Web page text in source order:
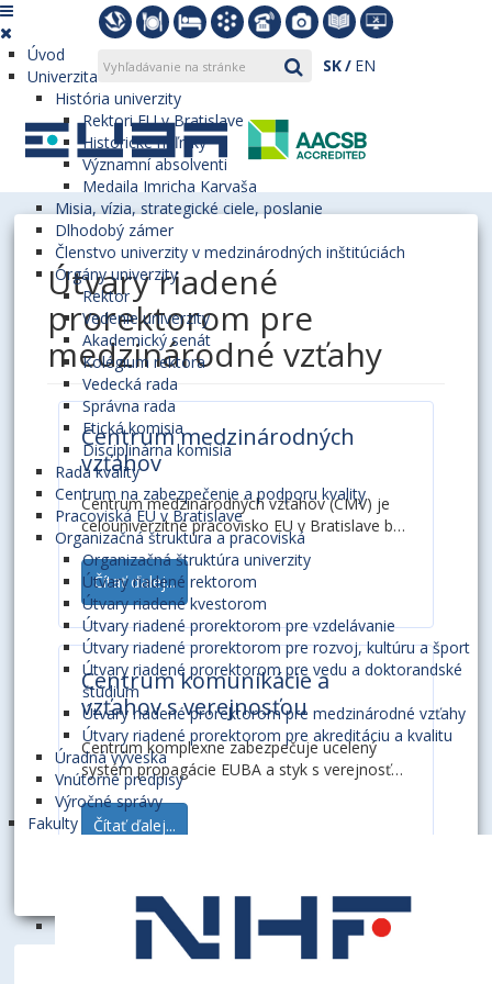
SK EN
Úvod
Univerzita
História univerzity
Rektori EU v Bratislave
Historické míľniky
Významní absolventi
Medaila Imricha Karvaša
Misia, vízia, strategické ciele, poslanie
Dlhodobý zámer
Členstvo univerzity v medzinárodných inštitúciách
Orgány univerzity
Rektor
Vedenie univerzity
Akademický senát
Kolégium rektora
Vedecká rada
Správna rada
Etická komisia
Disciplinárna komisia
Rada kvality
Centrum na zabezpečenie a podporu kvality
Pracoviská EU v Bratislave
Organizačná štruktúra a pracoviská
Organizačná štruktúra univerzity
Útvary riadené rektorom
Útvary riadené kvestorom
Útvary riadené prorektorom pre vzdelávanie
Útvary riadené prorektorom pre rozvoj, kultúru a šport
Útvary riadené prorektorom pre vedu a doktorandské
štúdium
Útvary riadené prorektorom pre medzinárodné vzťahy
Útvary riadené prorektorom pre akreditáciu a kvalitu
Úradná výveska
Vnútorné predpisy
Výročné správy
Fakulty
Útvary riadené
prorektorom pre
medzinárodné vzťahy
Centrum medzinárodných
vzťahov
Centrum medzinárodných vzťahov (CMV) je
celouniverzitné pracovisko EU v Bratislave bez
právnej subjektivity. CMV riadi prorektor pre
medzinárodné vzťahy....
Čítať ďalej...
Centrum komunikácie a
vzťahov s verejnosťou
Centrum komplexne zabezpečuje ucelený
systém propagácie EUBA a styk s verejnosťou
vo vnútri univerzity i navonok, predovšetkým
prostredníctvom prostriedkov masovej
komunikácie a v spolupráci s Centrom
Čítať ďalej...